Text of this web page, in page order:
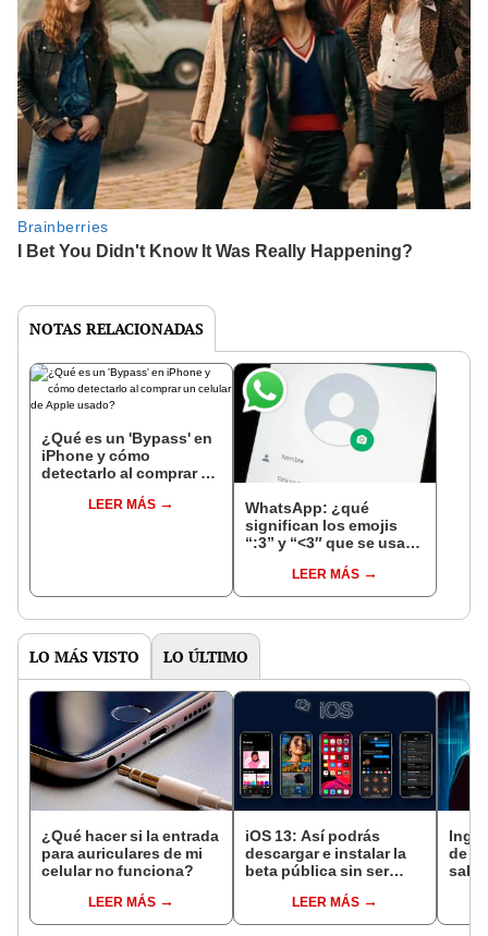
NOTAS RELACIONADAS
¿Qué es un 'Bypass' en
iPhone y cómo
detectarlo al comprar un
LEER MÁS
WhatsApp: ¿qué
significan los emojis
“:3” y “<3″ que se usan
LEER MÁS
LO MÁS VISTO LO ÚLTIMO
¿Qué hacer si la entrada
para auriculares de mi
celular no funciona?
LEER MÁS
iOS 13: Así podrás
descargar e instalar la
beta pública sin ser
LEER MÁS
de